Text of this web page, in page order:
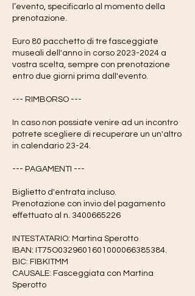
l’evento, specificarlo al momento della
prenotazione.
Euro 80 pacchetto di tre fasceggiate
museali dell'anno in corso 2023-2024 a
vostra scelta, sempre con prenotazione
entro due giorni prima dall'evento.
--- RIMBORSO ---
In caso non possiate venire ad un incontro
potrete scegliere di recuperare un un'altro
in calendario 23-24.
--- PAGAMENTI ---
Biglietto d'entrata incluso.
Prenotazione con invio del pagamento
effettuato al n. 3400665226
INTESTATARIO: Martina Sperotto
IBAN: IT75O0329601601000066385384.
BIC: FIBKITMM
CAUSALE: Fasceggiata con Martina
Sperotto